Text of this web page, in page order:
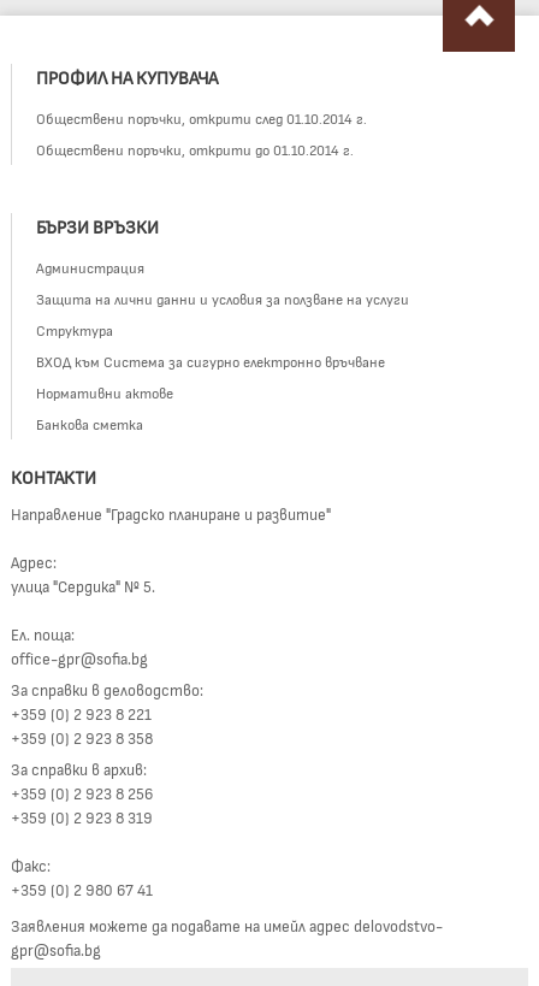
ПРОФИЛ НА КУПУВАЧА
Обществени поръчки, открити след 01.10.2014 г.
Обществени поръчки, открити до 01.10.2014 г.
БЪРЗИ ВРЪЗКИ
Администрация
Защита на лични данни и условия за ползване на услуги
Структура
ВХОД към Система за сигурно електронно връчване
Нормативни актове
Банкова сметка
КОНТАКТИ
Направление "Градско планиране и развитие"
Адрес:
улица "Сердика" № 5.
Ел. поща:
office-gpr@sofia.bg
За справки в деловодство:
+359 (0) 2 923 8 221
+359 (0) 2 923 8 358
За справки в архив:
+359 (0) 2 923 8 256
+359 (0) 2 923 8 319
Факс:
+359 (0) 2 980 67 41
Заявления можете да подавате на имейл адрес delovodstvo-
gpr@sofia.bg